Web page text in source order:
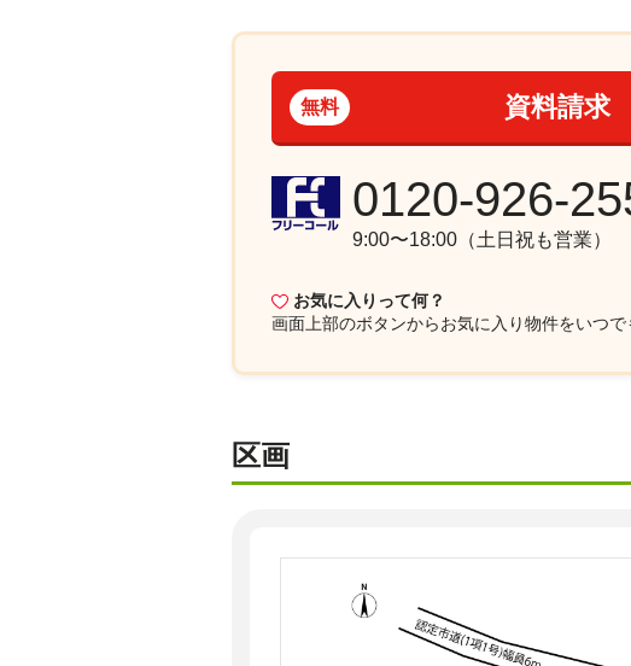
資料請求
無料
お気に入りって何？
画面上部のボタンからお気に入り物件をいつ
0120-926-
9:00〜18:00（土日祝も営業）
区画